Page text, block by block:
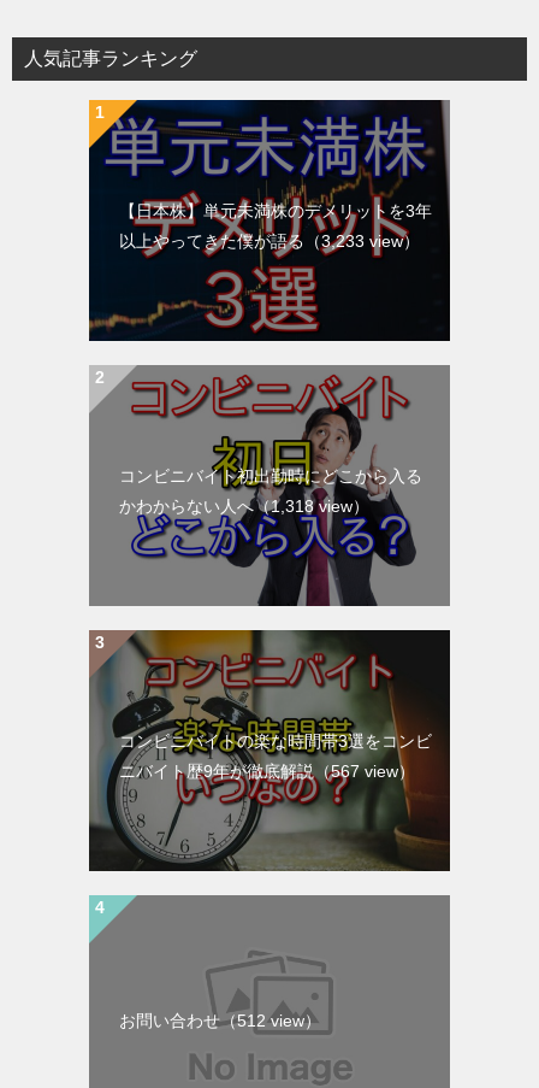
人気記事ランキング
【日本株】単元未満株のデメリットを3年
以上やってきた僕が語る （3,233 view）
コンビニバイト初出勤時にどこから入る
かわからない人へ（1,318 view）
コンビニバイトの楽な時間帯3選をコンビ
ニバイト歴9年が徹底解説 （567 view）
お問い合わせ（512 view）